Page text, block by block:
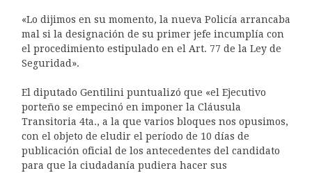
«Lo dijimos en su momento, la nueva Policía arrancaba
mal si la designación de su primer jefe incumplía con
el procedimiento estipulado en el Art. 77 de la Ley de
Seguridad».
El diputado Gentilini puntualizó que «el Ejecutivo
porteño se empecinó en imponer la Cláusula
Transitoria 4ta., a la que varios bloques nos opusimos,
con el objeto de eludir el período de 10 días de
publicación oficial de los antecedentes del candidato
para que la ciudadanía pudiera hacer sus